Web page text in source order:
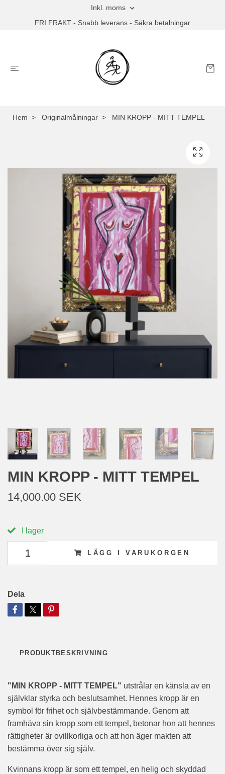
Inkl. moms
FRI FRAKT - Snabb leverans - Säkra betalningar
Hem Originalmålningar MIN KROPP - MITT TEMPEL
MIN KROPP - MITT TEMPEL
14,000.00 SEK
I lager
LÄGG I VARUKORGEN
Dela
PRODUKTBESKRIVNING
"MIN KROPP - MITT TEMPEL" utstrålar en känsla av en
självklar styrka och beslutsamhet. Hennes kropp är en
symbol för frihet och självbestämmande. Genom att
framhäva sin kropp som ett tempel, betonar hon att hennes
rättigheter är ovillkorliga och att hon äger makten att
bestämma över sig själv.
Kvinnans kropp är som ett tempel, en helig och skyddad